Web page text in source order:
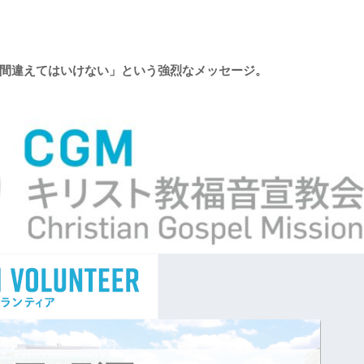
違えてはいけない」という強烈なメッセージ。